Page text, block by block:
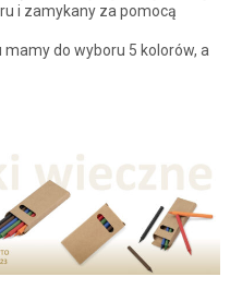
i zamykany za pomocą
do wyboru 5 kolorów, a